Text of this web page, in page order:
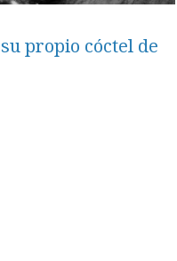
propio cóctel de